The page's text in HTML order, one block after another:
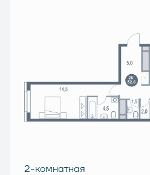
2-комнатная